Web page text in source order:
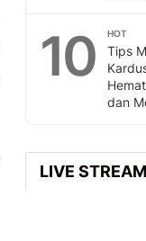
10 HOT
Tips
dan
LIVE